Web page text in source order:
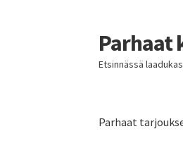
Siirry
navigointiin
Siirry
sisältöön
Parhaat
Etsinnässä
Parhaat